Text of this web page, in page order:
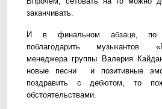
заканчивать.
И в финальном абзаце, по
поблагодарить музыкантов
менеджера группы Валерия
новые песни и позитивные
поздравить с дебютом, то
обстоятельствами.